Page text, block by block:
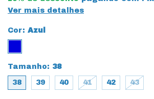
Ver mais detalhes
Cor: Azul
Tamanho: 38
38 39 40 41 42 43